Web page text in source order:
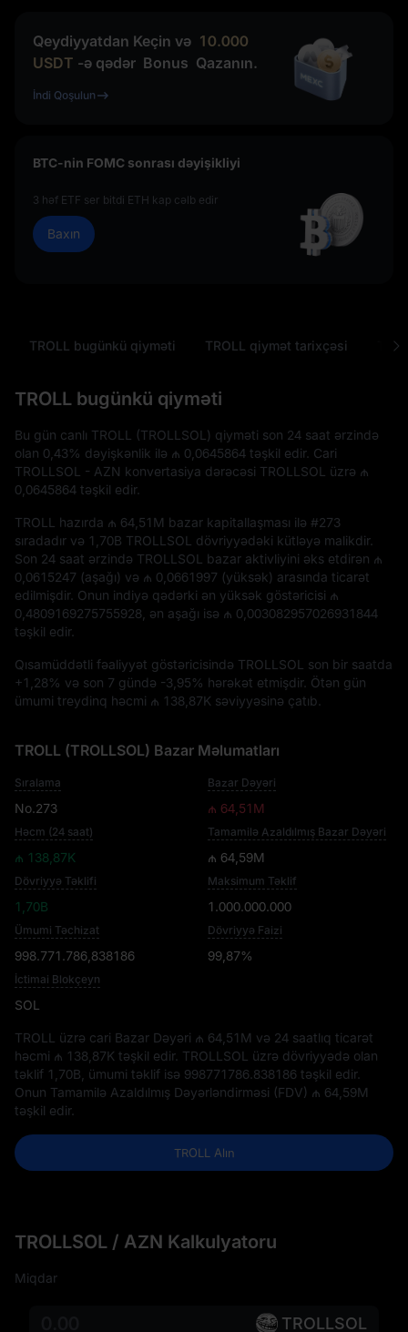
Qeydiyyatdan Keçin və 10.000
USDT -ə qədər Bonus Qazanın.
İndi Qoşulun
BTC-nin FOMC sonrası dəyişikliyi
3 həf ETF ser bitdi ETH kap cəlb edir
Baxın
TROLL bugünkü qiyməti TROLL qiymət tarixçəsi
TROLL bugünkü qiyməti
Bu gün canlı TROLL (TROLLSOL) qiyməti son 24 saat ərzində
olan 0,43% dəyişkənlik ilə ₼ 0,0645864 təşkil edir. Cari
TROLLSOL - AZN konvertasiya dərəcəsi TROLLSOL üzrə ₼
0,0645864 təşkil edir.
TROLL hazırda ₼ 64,51M bazar kapitallaşması ilə #273
sıradadır və 1,70B TROLLSOL
dövriyyədəki kütləyə malikdir.
Son 24 saat ərzində TROLLSOL bazar aktivliyini əks etdirən ₼
0,0615247 (aşağı) və ₼ 0,0661997 (yüksək) arasında ticarət
edilmişdir. Onun indiyə qədərki ən yüksək göstəricisi ₼
0,4809169275755928 , ən aşağı isə ₼ 0,003082957026931844
təşkil edir.
Qısamüddətli fəaliyyət göstəricisində TROLLSOL son bir saatda
+1,28% və son 7 gündə -3,95% hərəkət etmişdir. Ötən gün
ümumi treydinq həcmi ₼ 138,87K səviyyəsinə çatıb.
TROLL (TROLLSOL) Bazar Məlumatları
Sıralama
No.273
Bazar Dəyəri
₼ 64,51M
Həcm (24 saat)
₼ 138,87K
Tamamilə Azaldılmış Bazar Dəyəri
₼ 64,59M
Dövriyyə Təklifi
1,70B
Maksimum Təklif
1.000.000.000
Ümumi Təchizat
998.771.786,838186
Dövriyyə Faizi
99,87%
İctimai Blokçeyn
SOL
TROLL üzrə cari Bazar Dəyəri ₼ 64,51M və 24 saatlıq ticarət
həcmi ₼ 138,87K təşkil edir. TROLLSOL üzrə dövriyyədə olan
təklif 1,70B , ümumi təklif isə 998771786.838186 təşkil edir.
Onun Tamamilə Azaldılmış Dəyərləndirməsi (FDV) ₼ 64,59M
təşkil edir.
TROLL Alın
TROLLSOL / AZN Kalkulyatoru
Miqdar
TROLLSOL